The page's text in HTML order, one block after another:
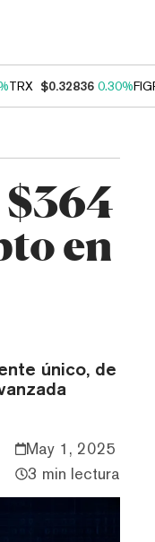
TRX $0.32836 0.30%
$364
en
único, de
May 1, 2025
3 min lectura